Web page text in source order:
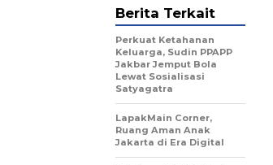
Berita Terkait
Perkuat Ketahanan
Keluarga, Sudin PPAPP
Jakbar Jemput Bola
Lewat Sosialisasi
Satyagatra
LapakMain Corner,
Ruang Aman Anak
Jakarta di Era Digital